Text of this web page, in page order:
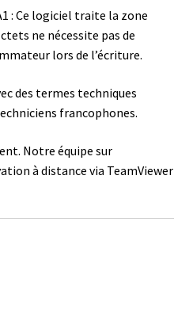
: Ce logiciel traite la zone
ne nécessite pas de
lors de l’écriture.
des termes techniques
francophones.
Notre équipe sur
à distance via TeamViewer